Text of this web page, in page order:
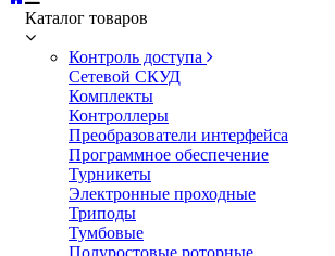
Каталог товаров
Контроль доступа
Сетевой СКУД
Комплекты
Контроллеры
Преобразователи интерфейса
Программное обеспечение
Турникеты
Электронные проходные
Триподы
Тумбовые
Полуростовые роторные